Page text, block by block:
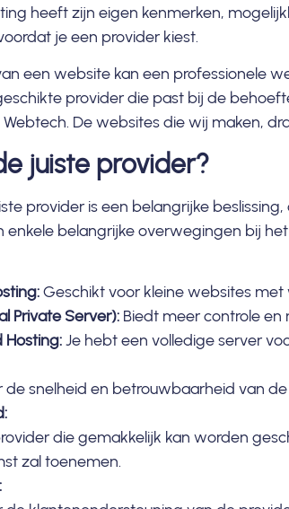
heeft zijn eigen kenmerken,
je een provider kiest.
een website kan een professionele
provider die past bij de
De websites die wij maken,
juiste provider?
provider is een belangrijke
enkele belangrijke overwegingen bij
Geschikt voor kleine websites
Private Server): Biedt meer controle
Hosting:Je hebt een volledige server
de snelheid en betrouwbaarheid van
die gemakkelijk kan worden
zal toenemen.